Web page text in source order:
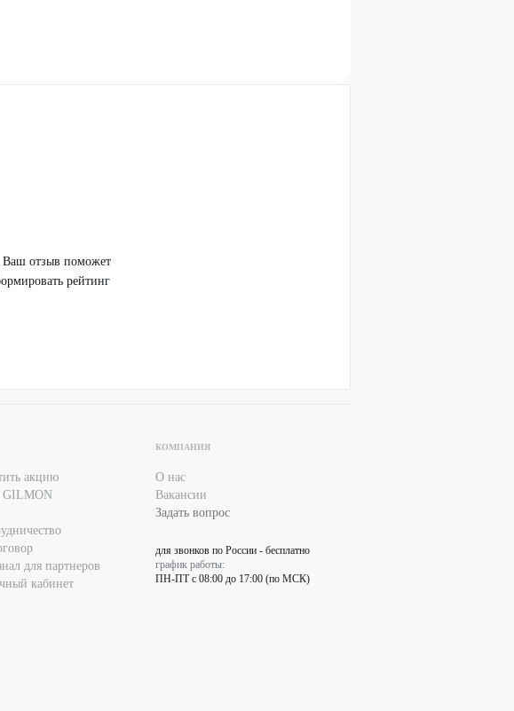
Ваш отзыв поможет
рейтинг
акцию
GILMON
для партнеров
кабинет
КОМПАНИЯ
О нас
Вакансии
Задать вопрос
для звонков по России - бесплатно
график работы:
ПН-ПТ с 08:00 до 17:00 (по МСК)